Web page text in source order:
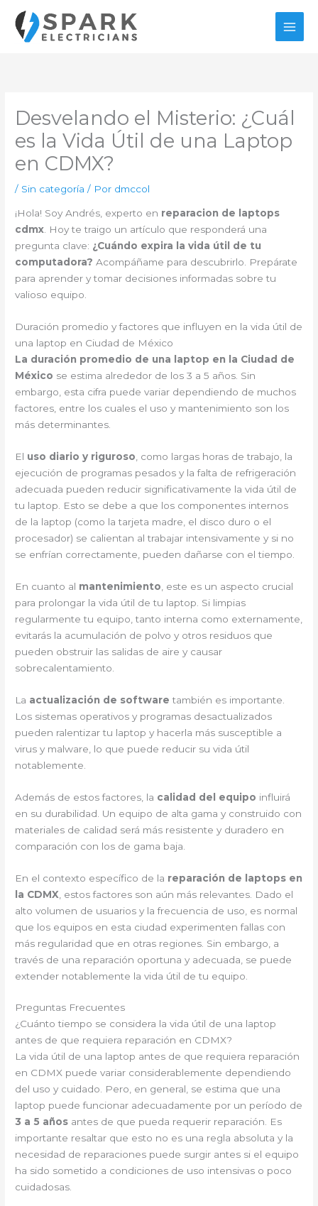
contenido
Desvelando el Misterio: ¿Cuál
es la Vida Útil de una Laptop
en CDMX?
/ Sin categoría / Por dmccol
¡Hola! Soy Andrés, experto en reparacion de laptops
cdmx. Hoy te traigo un artículo que responderá una
pregunta clave: ¿Cuándo expira la vida útil de tu
computadora? Acompáñame para descubrirlo. Prepárate
para aprender y tomar decisiones informadas sobre tu
valioso equipo.
Duración promedio y factores que influyen en la vida útil de
una laptop en Ciudad de México
La duración promedio de una laptop en la Ciudad de
México se estima alrededor de los 3 a 5 años. Sin
embargo, esta cifra puede variar dependiendo de muchos
factores, entre los cuales el uso y mantenimiento son los
más determinantes.
El uso diario y riguroso , como largas horas de trabajo, la
ejecución de programas pesados y la falta de refrigeración
adecuada pueden reducir significativamente la vida útil de
tu laptop. Esto se debe a que los componentes internos
de la laptop (como la tarjeta madre, el disco duro o el
procesador) se calientan al trabajar intensivamente y si no
se enfrían correctamente, pueden dañarse con el tiempo.
En cuanto al mantenimiento , este es un aspecto crucial
para prolongar la vida útil de tu laptop. Si limpias
regularmente tu equipo, tanto interna como externamente,
evitarás la acumulación de polvo y otros residuos que
pueden obstruir las salidas de aire y causar
sobrecalentamiento.
La actualización de software también es importante.
Los sistemas operativos y programas desactualizados
pueden ralentizar tu laptop y hacerla más susceptible a
virus y malware, lo que puede reducir su vida útil
notablemente.
Además de estos factores, la calidad del equipo influirá
en su durabilidad. Un equipo de alta gama y construido con
materiales de calidad será más resistente y duradero en
comparación con los de gama baja.
En el contexto específico de la reparación de laptops en
la CDMX , estos factores son aún más relevantes. Dado el
alto volumen de usuarios y la frecuencia de uso, es normal
que los equipos en esta ciudad experimenten fallas con
más regularidad que en otras regiones. Sin embargo, a
través de una reparación oportuna y adecuada, se puede
extender notablemente la vida útil de tu equipo.
Preguntas Frecuentes
¿Cuánto tiempo se considera la vida útil de una laptop
antes de que requiera reparación en CDMX?
La vida útil de una laptop antes de que requiera reparación
en CDMX puede variar considerablemente dependiendo
del uso y cuidado. Pero, en general, se estima que una
laptop puede funcionar adecuadamente por un período de
3 a 5 años antes de que pueda requerir reparación. Es
importante resaltar que esto no es una regla absoluta y la
necesidad de reparaciones puede surgir antes si el equipo
ha sido sometido a condiciones de uso intensivas o poco
cuidadosas.